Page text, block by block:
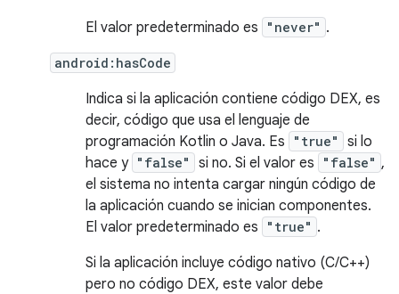
El valor predeterminado es
"never" .
android:hasCode
Indica si la aplicación contiene código DEX, es
decir, código que usa el lenguaje de
programación Kotlin o Java. Es
"true"
si lo
hace y "false" si no. Si el valor es "false" ,
el sistema no intenta cargar ningún código de
la aplicación cuando se inician componentes.
El valor predeterminado es
"true" .
Si la aplicación incluye código nativo (C/C++)
pero no código DEX, este valor debe